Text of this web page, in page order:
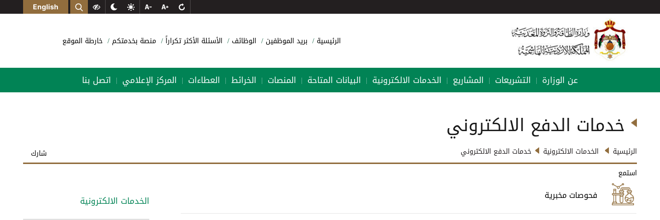
English
الرئيسية بريد الموظفين الوظائف الأسئلة الأكثر تكراراً منصة بخدمتكم خارطة الموقع
عن الوزارة | التشريعات | المشاريع | الخدمات الالكترونية | البيانات المتاحة | المنصات | الخرائط | العطاءات | المركز الإعلامي | اتصل بنا
خدمات الدفع الالكتروني
الرئيسية الخدمات الالكترونية خدمات الدفع الالكتروني
شارك
استمع
فحوصات مخبرية الخدمات الالكترونية